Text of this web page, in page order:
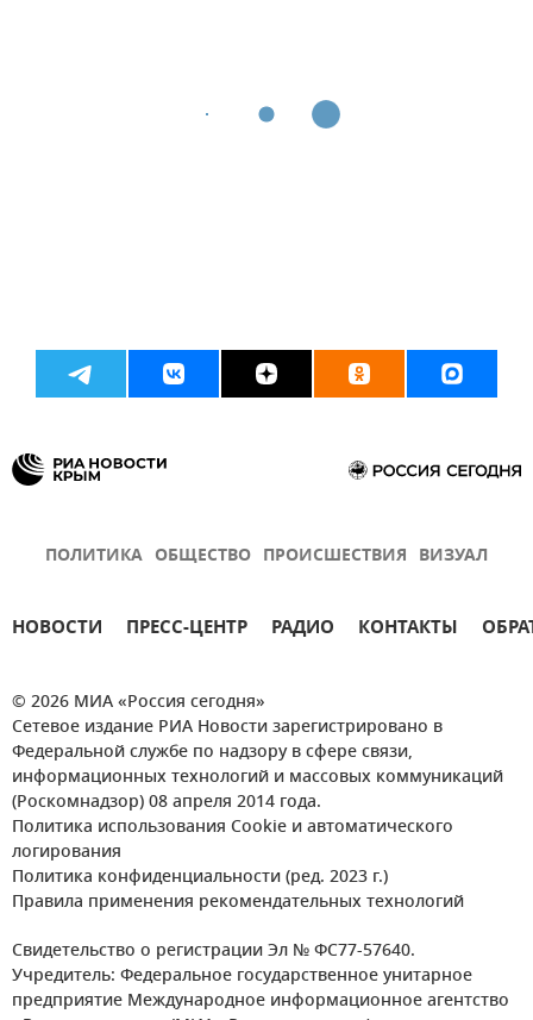
ПОЛИТИКА ОБЩЕСТВО ПРОИСШЕСТВИЯ ВИЗУАЛ
НОВОСТИ ПРЕСС-ЦЕНТР РАДИО КОНТАКТЫ
© 2026 МИА «Россия сегодня»
Сетевое издание РИА Новости зарегистрировано в
Федеральной службе по надзору в сфере связи,
информационных технологий и массовых коммуникаций
(Роскомнадзор) 08 апреля 2014 года.
Политика использования Cookie и автоматического
логирования
Политика конфиденциальности (ред. 2023 г.)
Правила применения рекомендательных технологий
Свидетельство о регистрации Эл № ФС77-57640.
Учредитель: Федеральное государственное унитарное
предприятие Международное информационное агентство